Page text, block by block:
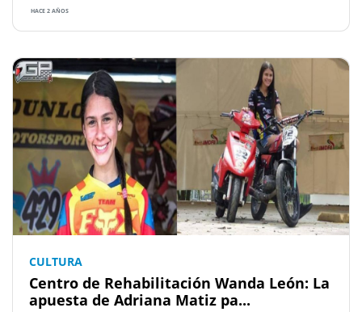
HACE 2 AÑOS
CULTURA
Centro de Rehabilitación Wanda León: La
apuesta de Adriana Matiz pa...